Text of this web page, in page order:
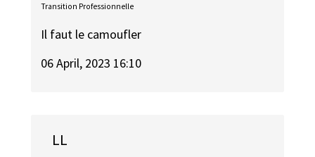
Transition Professionnelle
Il faut le camoufler
06 April, 2023 16:10
LL